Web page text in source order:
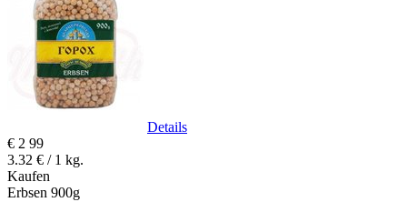
Details
€ 2 99
3.32 € / 1 kg.
Kaufen
Erbsen 900g